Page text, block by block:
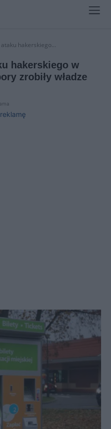
hakerskiego...
hakerskiego w
zrobiły władze